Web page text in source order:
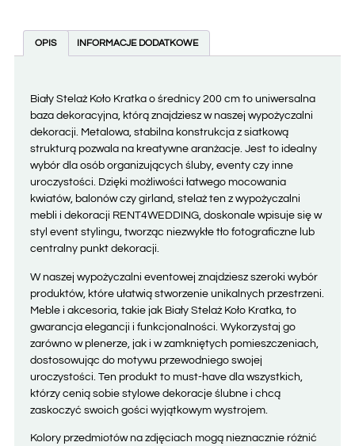
OPIS INFORMACJE DODATKOWE
Biały Stelaż Koło Kratka o średnicy 200 cm to uniwersalna
baza dekoracyjna, którą znajdziesz w naszej wypożyczalni
dekoracji. Metalowa, stabilna konstrukcja z siatkową
strukturą pozwala na kreatywne aranżacje. Jest to idealny
wybór dla osób organizujących śluby, eventy czy inne
uroczystości. Dzięki możliwości łatwego mocowania
kwiatów, balonów czy girland, stelaż ten z wypożyczalni
mebli i dekoracji RENT4WEDDING, doskonale wpisuje się w
styl event stylingu, tworząc niezwykłe tło fotograficzne lub
centralny punkt dekoracji.
W naszej wypożyczalni eventowej znajdziesz szeroki wybór
produktów, które ułatwią stworzenie unikalnych przestrzeni.
Meble i akcesoria, takie jak Biały Stelaż Koło Kratka, to
gwarancja elegancji i funkcjonalności. Wykorzystaj go
zarówno w plenerze, jak i w zamkniętych pomieszczeniach,
dostosowując do motywu przewodniego swojej
uroczystości. Ten produkt to must-have dla wszystkich,
którzy cenią sobie stylowe dekoracje ślubne i chcą
zaskoczyć swoich gości wyjątkowym wystrojem.
Kolory przedmiotów na zdjęciach mogą nieznacznie różnić